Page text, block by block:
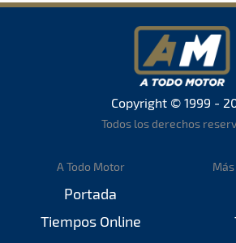
Copyright © 1999 -
Todos los derechos
A Todo Motor
Portada
Tiempos Online